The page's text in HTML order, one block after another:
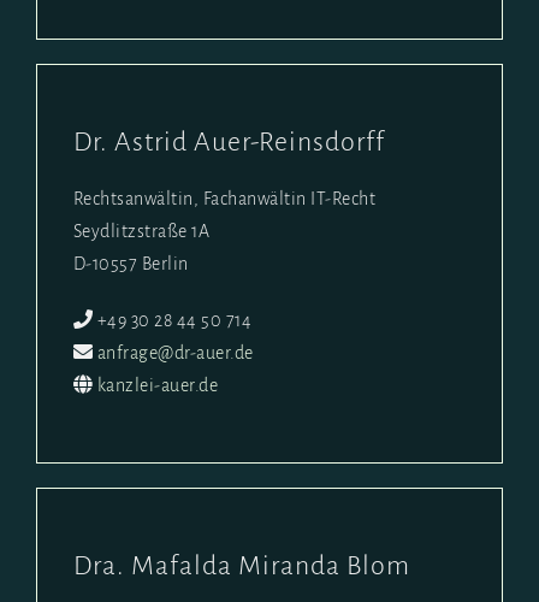
Dr. Astrid Auer-Reinsdorff
Rechtsanwältin, Fachanwältin IT-Recht
Seydlitzstraße 1A
D-10557 Berlin
+49 30 28 44 50 714
anfrage@dr-auer.de
kanzlei-auer.de
Dra. Mafalda Miranda Blom